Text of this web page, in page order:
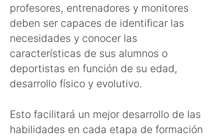
profesores, entrenadores y monitores
deben ser capaces de identificar las
necesidades y conocer las
características de sus alumnos o
deportistas en función de su edad,
desarrollo físico y evolutivo.
Esto facilitará un mejor desarrollo de las
habilidades en cada etapa de formación